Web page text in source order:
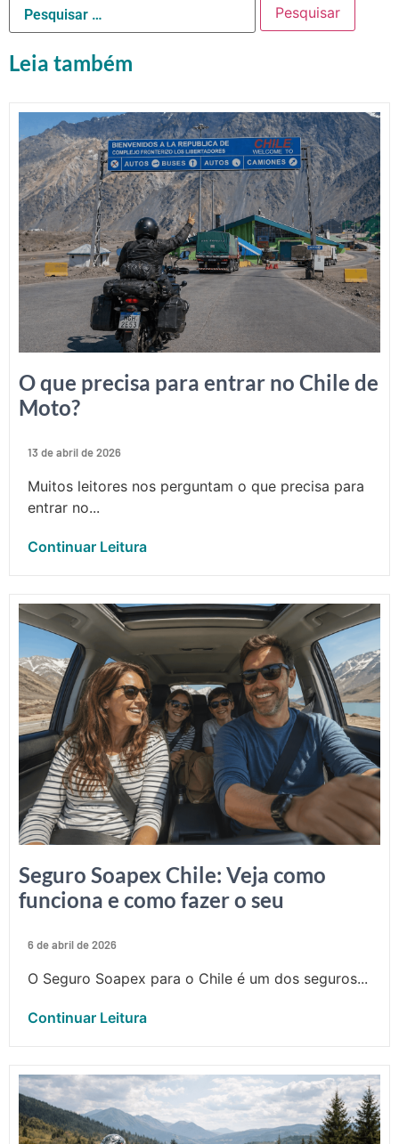
Leia também
O que precisa para entrar no Chile de
Moto?
13 de abril de 2026
Muitos leitores nos perguntam o que precisa para
entrar no...
Continuar Leitura
Seguro Soapex Chile: Veja como
funciona e como fazer o seu
6 de abril de 2026
O Seguro Soapex para o Chile é um dos seguros...
Continuar Leitura